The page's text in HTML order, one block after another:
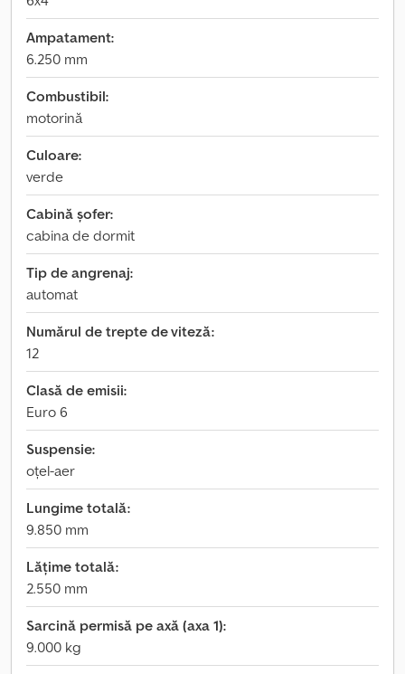
Ampatament:
6.250 mm
Combustibil:
motorină
Culoare:
verde
Cabină șofer:
cabina de dormit
Tip de angrenaj:
automat
Numărul de trepte de viteză:
12
Clasă de emisii:
Euro 6
Suspensie:
oțel-aer
Lungime totală:
9.850 mm
Lățime totală:
2.550 mm
Sarcină permisă pe axă (axa 1):
9.000 kg